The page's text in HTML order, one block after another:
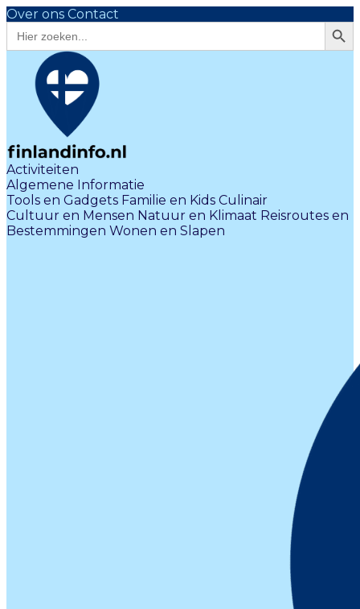
Over ons Contact
Zoek
naar:
Activiteiten
Algemene Informatie
Tools en Gadgets Familie en Kids Culinair
Cultuur en Mensen Natuur en Klimaat Reisroutes en
Bestemmingen Wonen en Slapen